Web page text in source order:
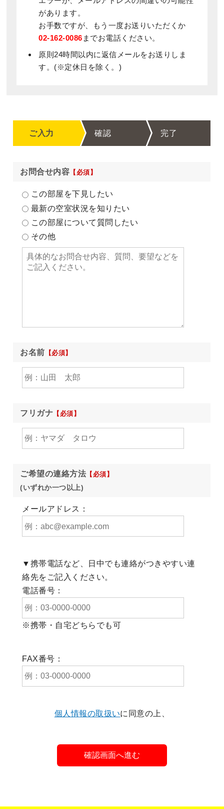
があります。
お手数ですが、もう一度お送りいただくか
02-162-0086 までお電話ください。
原則24時間以内に返信メールをお送りしま
す。(※定休日を除く。)
ご入力 確認 完了
お問合せ内容 【必須】
この部屋を下見したい
最新の空室状況を知りたい
この部屋について質問したい
その他
お名前 【必須】
フリガナ 【必須】
ご希望の連絡方法 【必須】
(いずれか一つ以上)
メールアドレス：
▼携帯電話など、日中でも連絡がつきやすい連
絡先をご記入ください。
電話番号：
※携帯・自宅どちらでも可
FAX番号：
個人情報の取扱いに同意の上、